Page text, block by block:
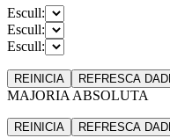
Escull:
Escull:
Escull:
REINICIA REFRESCA
MAJORIA ABSOLUTA
REINICIA REFRESCA